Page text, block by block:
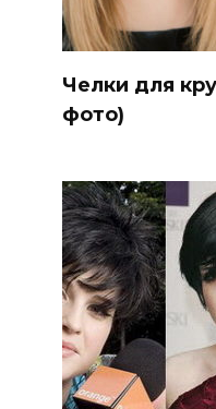
Челки для
фото)